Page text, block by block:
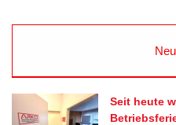
Seit heute